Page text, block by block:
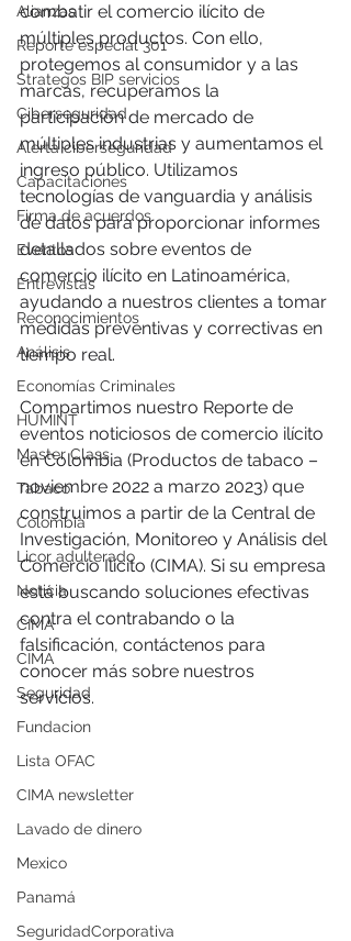
Alianzas
Reporte especial 301
Strategos BIP servicios
Ciberseguridad
Alerta ciberseguridad
Capacitaciones
Firma de acuerdos
Eventos
Entrevistas
Reconocimientos
Análisis
Economías Criminales
HUMINT
Master Class
Tabaco
Colombia
Licor adulterado
Noticia
CIMA
CIMA
Seguridad
Fundacion
Lista OFAC
CIMA newsletter
Lavado de dinero
Mexico
Panamá
SeguridadCorporativa
combatir el comercio ilícito de
múltiples productos. Con ello,
protegemos al consumidor y a las
marcas, recuperamos la
participación de mercado de
múltiples industrias y aumentamos el
ingreso público. Utilizamos
tecnologías de vanguardia y análisis
de datos para proporcionar informes
detallados sobre eventos de
comercio ilícito en Latinoamérica,
ayudando a nuestros clientes a tomar
medidas preventivas y correctivas en
tiempo real.
Compartimos nuestro Reporte de
eventos noticiosos de comercio ilícito
en Colombia (Productos de tabaco –
noviembre 2022 a marzo 2023) que
construimos a partir de la Central de
Investigación, Monitoreo y Análisis del
Comercio Ilícito (CIMA). Si su empresa
está buscando soluciones efectivas
contra el contrabando o la
falsificación, contáctenos para
conocer más sobre nuestros
servicios.